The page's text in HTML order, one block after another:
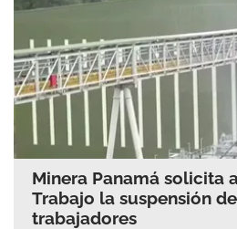
Minera Panamá solicita
Trabajo la suspensión
trabajadores